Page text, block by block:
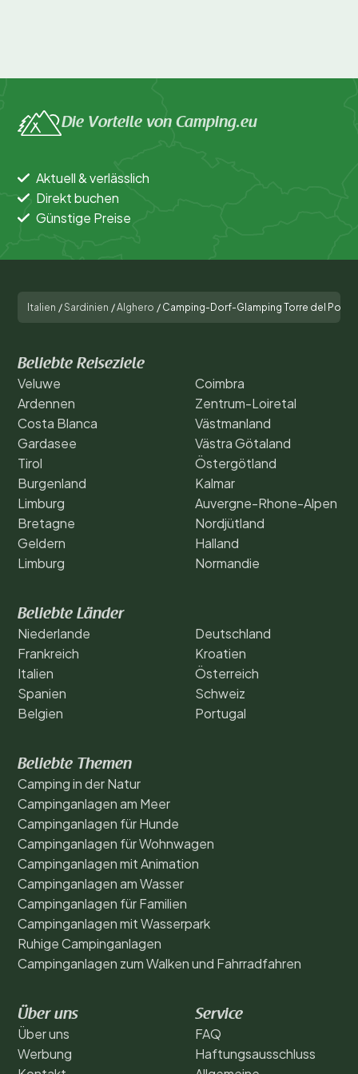
Die Vorteile von Camping.eu
Aktuell & verlässlich
Direkt buchen
Günstige Preise
Italien /Sardinien /Alghero / Camping-Dorf-Glamping Torre del
Beliebte Reiseziele
Veluwe
Ardennen
Costa Blanca
Gardasee
Tirol
Burgenland
Limburg
Bretagne
Geldern
Limburg
Coimbra
Zentrum-Loiretal
Västmanland
Västra Götaland
Östergötland
Kalmar
Auvergne-Rhone-Alpen
Nordjütland
Halland
Normandie
Beliebte Länder
Niederlande
Frankreich
Italien
Spanien
Belgien
Deutschland
Kroatien
Österreich
Schweiz
Portugal
Beliebte Themen
Camping in der Natur
Campinganlagen am Meer
Campinganlagen für Hunde
Campinganlagen für Wohnwagen
Campinganlagen mit Animation
Campinganlagen am Wasser
Campinganlagen für Familien
Campinganlagen mit Wasserpark
Ruhige Campinganlagen
Campinganlagen zum Walken und Fahrradfahren
Über uns
Über uns
Werbung
Service
FAQ
Haftungsausschluss